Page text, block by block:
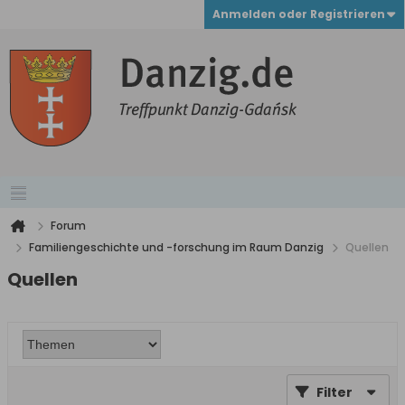
Anmelden oder Registrieren
Forum
Familiengeschichte und -forschung im Raum Danzig
Quellen
Quellen
Filter